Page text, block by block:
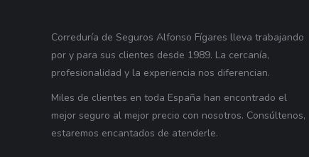
Correduría de Seguros Alfonso Fígares lleva trabajando
por y para sus clientes desde 1989. La cercanía,
profesionalidad y la experiencia nos diferencian.
Miles de clientes en toda España han encontrado el
mejor seguro al mejor precio con nosotros. Consúltenos,
estaremos encantados de atenderle.